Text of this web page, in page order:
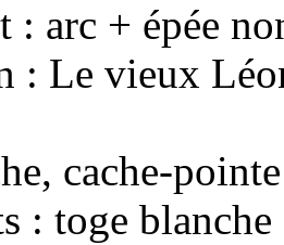
: arc + épée
: Le vieux
cache-pointe
: toge blanche